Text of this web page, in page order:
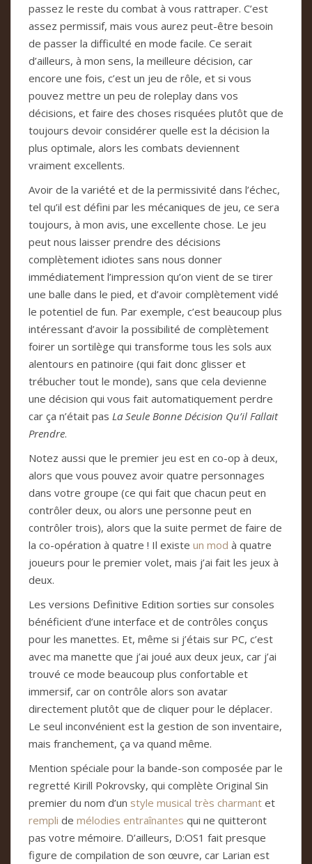
passez le reste du combat à vous rattraper. C’est
assez permissif, mais vous aurez peut-être besoin
de passer la difficulté en mode facile. Ce serait
d’ailleurs, à mon sens, la meilleure décision, car
encore une fois, c’est un jeu de rôle, et si vous
pouvez mettre un peu de roleplay dans vos
décisions, et faire des choses risquées plutôt que de
toujours devoir considérer quelle est la décision la
plus optimale, alors les combats deviennent
vraiment excellents.
Avoir de la variété et de la permissivité dans l’échec,
tel qu’il est défini par les mécaniques de jeu, ce sera
toujours, à mon avis, une excellente chose. Le jeu
peut nous laisser prendre des décisions
complètement idiotes sans nous donner
immédiatement l’impression qu’on vient de se tirer
une balle dans le pied, et d’avoir complètement vidé
le potentiel de fun. Par exemple, c’est beaucoup plus
intéressant d’avoir la possibilité de complètement
foirer un sortilège qui transforme tous les sols aux
alentours en patinoire (qui fait donc glisser et
trébucher tout le monde), sans que cela devienne
une décision qui vous fait automatiquement perdre
car ça n’était pas La Seule Bonne Décision Qu’il Fallait
Prendre.
Notez aussi que le premier jeu est en co-op à deux,
alors que vous pouvez avoir quatre personnages
dans votre groupe (ce qui fait que chacun peut en
contrôler deux, ou alors une personne peut en
contrôler trois), alors que la suite permet de faire de
la co-opération à quatre ! Il existe un mod à quatre
joueurs pour le premier volet, mais j’ai fait les jeux à
deux.
Les versions Definitive Edition sorties sur consoles
bénéficient d’une interface et de contrôles conçus
pour les manettes. Et, même si j’étais sur PC, c’est
avec ma manette que j’ai joué aux deux jeux, car j’ai
trouvé ce mode beaucoup plus confortable et
immersif, car on contrôle alors son avatar
directement plutôt que de cliquer pour le déplacer.
Le seul inconvénient est la gestion de son inventaire,
mais franchement, ça va quand même.
Mention spéciale pour la bande-son composée par le
regretté Kirill Pokrovsky, qui complète Original Sin
premier du nom d’un style musical très charmant et
rempli de mélodies entraînantes qui ne quitteront
pas votre mémoire. D’ailleurs, D:OS1 fait presque
figure de compilation de son œuvre, car Larian est